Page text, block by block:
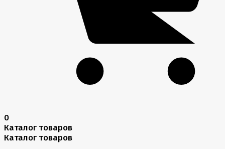
0
Каталог товаров
Каталог товаров